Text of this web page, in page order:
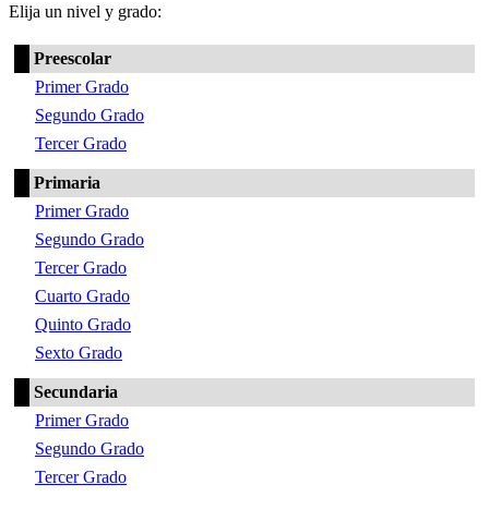
Elija un nivel y grado:
Preescolar
Primer Grado
Segundo Grado
Tercer Grado
Primaria
Primer Grado
Segundo Grado
Tercer Grado
Cuarto Grado
Quinto Grado
Sexto Grado
Secundaria
Primer Grado
Segundo Grado
Tercer Grado